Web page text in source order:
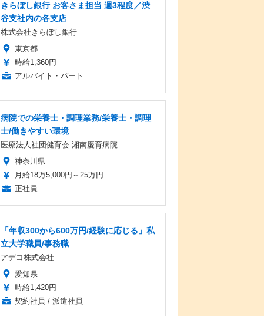
きらぼし銀行 お客さま担当 週3程度／渋
谷支社内の各支店
株式会社きらぼし銀行
東京都
時給1,360円
アルバイト・パート
病院での栄養士・調理業務/栄養士・調理
士/働きやすい環境
医療法人社団健育会 湘南慶育病院
神奈川県
月給18万5,000円～25万円
正社員
「年収300から600万円/経験に応じる」私
立大学職員/事務職
アデコ株式会社
愛知県
時給1,420円
契約社員 / 派遣社員